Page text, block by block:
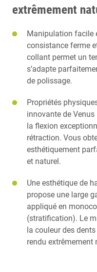
extrêmement
Manipulation facile
consistance ferme
collant permet un
s’adapte
de polissage.
Propriétés
innovante de
la flexion
rétraction. Vous
esthétiquement
et naturel.
Une esthétique de
propose une large
appliqué en
(stratification). Le
la couleur des
rendu extrêmement